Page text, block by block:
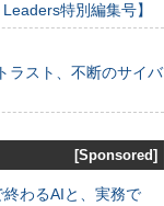
特別編集号】
ラスト、不断のサイバ
[Sponsored]
終わるAIと、実務で